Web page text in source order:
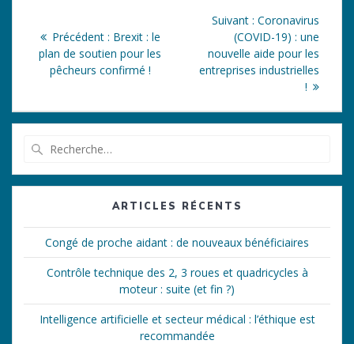
l’article
Précédent : Article
précédent
:
Brexit : le
plan de soutien pour les
pêcheurs confirmé !
Suivant : Article
suivant
:
Coronavirus
(COVID-19) : une
nouvelle aide pour les
entreprises industrielles
!
:
ARTICLES RÉCENTS
Congé de proche aidant : de nouveaux bénéficiaires
Contrôle technique des 2, 3 roues et quadricycles à
moteur : suite (et fin ?)
Intelligence artificielle et secteur médical : l’éthique est
recommandée